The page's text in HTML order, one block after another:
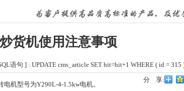
货机使用注意事项
语句 ] : UPDATE cms_article SET hit=hit+1 WHERE ( id = 315
分 享:
机型号为Y290L-4-1.5kw电机。